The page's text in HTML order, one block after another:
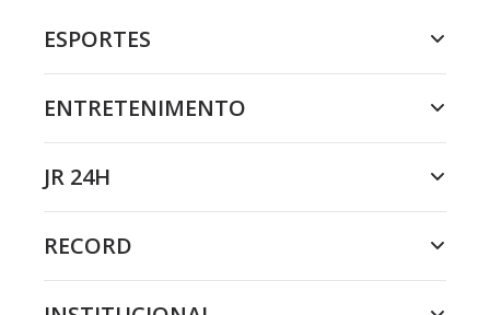
ESPORTES
ENTRETENIMENTO
JR 24H
RECORD